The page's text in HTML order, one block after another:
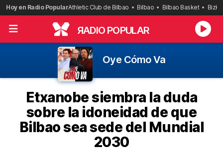
Saltar
al
contenido
Hoy en Radio PopularAthletic Club de Bilbao Bilbao Bilbao Basket
RADIO POPULAR
Oye Cómo Va
Etxanobe siembra la duda
sobre la idoneidad de que
Bilbao sea sede del Mundial
2030